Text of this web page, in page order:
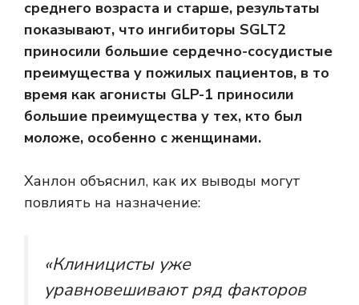
среднего возраста и старше, результаты
показывают, что ингибиторы SGLT2
приносили большие сердечно-сосудистые
преимущества у пожилых пациентов, в то
время как агонисты GLP-1 приносили
большие преимущества у тех, кто был
моложе, особенно с женщинами.
Ханлон объяснил, как их выводы могут
повлиять на назначение:
«Клиницисты уже
уравновешивают ряд факторов